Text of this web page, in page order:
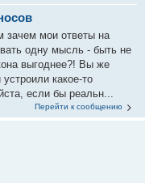
зачем мои ответы на
одну мысль - быть не
выгоднее?! Вы же
какое-то
если бы реальн...
Перейти к сообщению